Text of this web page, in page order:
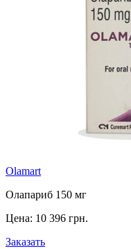
Olamart
Олапариб 150 мг
Цена: 10 396 грн.
Заказать